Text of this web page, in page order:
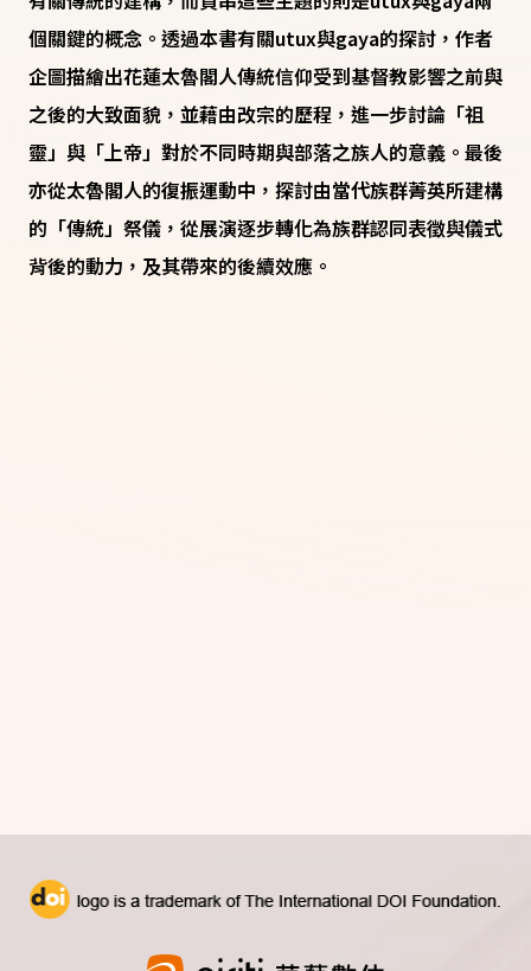
個關鍵的概念。透過本書有關utux與gaya的探討，作者
企圖描繪出花蓮太魯閣人傳統信仰受到基督教影響之前與
之後的大致面貌，並藉由改宗的歷程，進一步討論「祖
靈」與「上帝」對於不同時期與部落之族人的意義。最後
亦從太魯閣人的復振運動中，探討由當代族群菁英所建構
的「傳統」祭儀，從展演逐步轉化為族群認同表徵與儀式
背後的動力，及其帶來的後續效應。